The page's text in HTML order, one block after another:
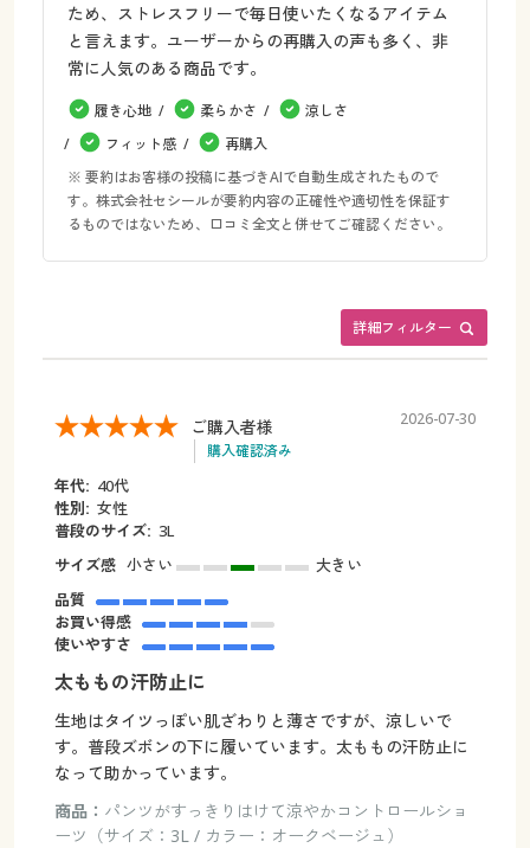
ため、ストレスフリーで毎日使いたくなるアイテム
と言えます。ユーザーからの再購入の声も多く、非
常に人気のある商品です。
履き心地 柔らかさ
涼しさ
フィット感
再購入
※ 要約はお客様の投稿に基づきAIで自動生成されたもので
す。株式会社セシールが要約内容の正確性や適切性を保証す
るものではないため、口コミ全文と併せてご確認ください。
詳細フィルター
ご購入者様
購入確認済み
2026-07-30
年代: 40代
性別: 女性
普段のサイズ: 3L
サイズ感 小さい
大きい
品質
お買い得感
使いやすさ
太ももの汗防止に
生地はタイツっぽい肌ざわりと薄さですが、涼しいで
す。普段ズボンの下に履いています。太ももの汗防止に
なって助かっています。
商品： パンツがすっきりはけて涼やかコントロールショ
ーツ（サイズ：3L / カラー：オークベージュ）